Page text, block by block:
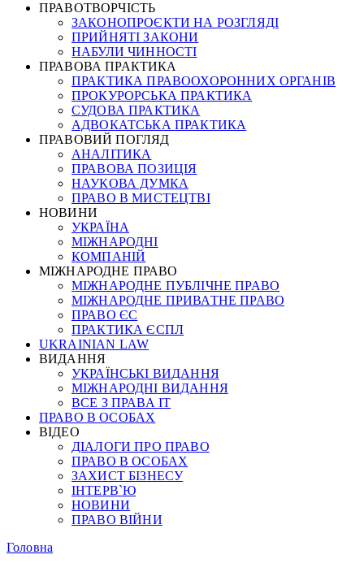
ПРАВОТВОРЧІСТЬ
ЗАКОНОПРОЄКТИ НА РОЗГЛЯДІ
ПРИЙНЯТІ ЗАКОНИ
НАБУЛИ ЧИННОСТІ
ПРАВОВА ПРАКТИКА
ПРАКТИКА ПРАВООХОРОННИХ ОРГАНІВ
ПРОКУРОРСЬКА ПРАКТИКА
СУДОВА ПРАКТИКА
АДВОКАТСЬКА ПРАКТИКА
ПРАВОВИЙ ПОГЛЯД
АНАЛІТИКА
ПРАВОВА ПОЗИЦІЯ
НАУКОВА ДУМКА
ПРАВО В МИСТЕЦТВІ
НОВИНИ
УКРАЇНА
МІЖНАРОДНІ
КОМПАНІЙ
МІЖНАРОДНЕ ПРАВО
МІЖНАРОДНЕ ПУБЛІЧНЕ ПРАВО
МІЖНАРОДНЕ ПРИВАТНЕ ПРАВО
ПРАВО ЄС
ПРАКТИКА ЄСПЛ
UKRAINIAN LAW
ВИДАННЯ
УКРАЇНСЬКІ ВИДАННЯ
МІЖНАРОДНІ ВИДАННЯ
ВСЕ З ПРАВА ІТ
ПРАВО В ОСОБАХ
ВІДЕО
ДІАЛОГИ ПРО ПРАВО
ПРАВО В ОСОБАХ
ЗАХИСТ БІЗНЕСУ
ІНТЕРВ`Ю
НОВИНИ
ПРАВО ВІЙНИ
Головна